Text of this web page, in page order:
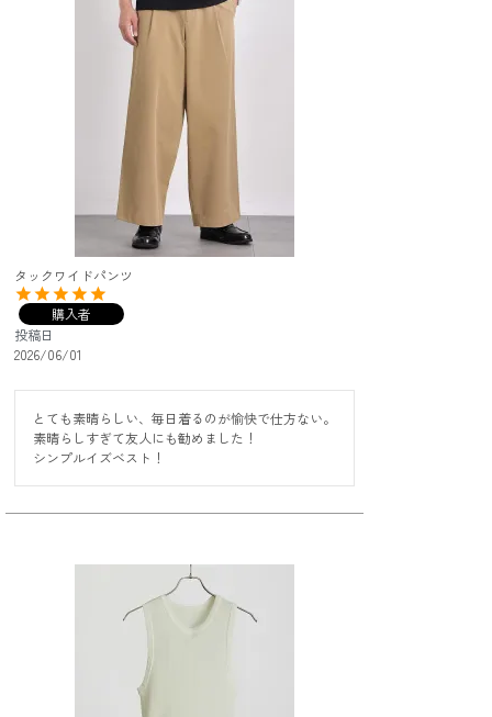
タックワイドパンツ
購入者
投稿日
2026/06/01
とても素晴らしい、毎日着るのが愉快で仕方ない。
素晴らしすぎて友人にも勧めました！
シンプルイズベスト！